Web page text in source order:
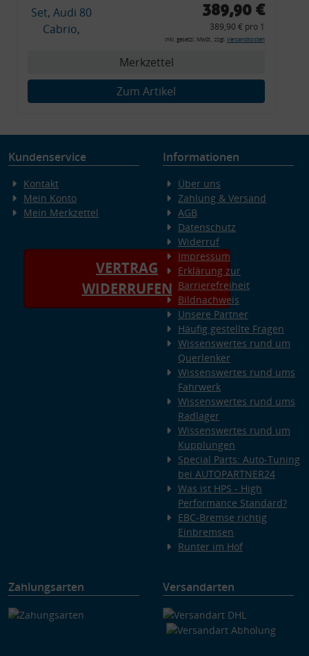
Montagewerkzeug)
389,90 €
389,90 € pro 1
inkl. gesetzl. MwSt., zzgl. Versandkosten
Merkzettel
Zum Artikel
Kundenservice
Kontakt
Mein Konto
Mein Merkzettel
VERTRAG
WIDERRUFEN
Informationen
Über uns
Zahlung & Versand
AGB
Datenschutz
Widerruf
Impressum
Erklärung zur
Barrierefreiheit
Bildnachweis
Unsere Partner
Häufig gestellte Fragen
Wissenswertes rund um
Querlenker
Wissenswertes rund ums
Fahrwerk
Wissenswertes rund ums
Radlager
Wissenswertes rund um
Kupplungen
Special Parts: Auto-Tuning
bei AUTOPARTNER24
Was ist HPS - High
Performance Standard?
EBC-Bremse richtig
Einbremsen
Runter im Hof
Zahlungsarten Versandarten